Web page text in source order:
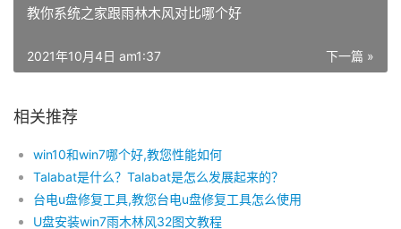
教你系统之家跟雨林木风对比哪个好
下一篇 »
2021年10月4日 am1:37
相关推荐
win10和win7哪个好,教您性能如何
Talabat是什么？Talabat是怎么发展起来的？
台电u盘修复工具,教您台电u盘修复工具怎么使用
U盘安装win7雨木林风32图文教程